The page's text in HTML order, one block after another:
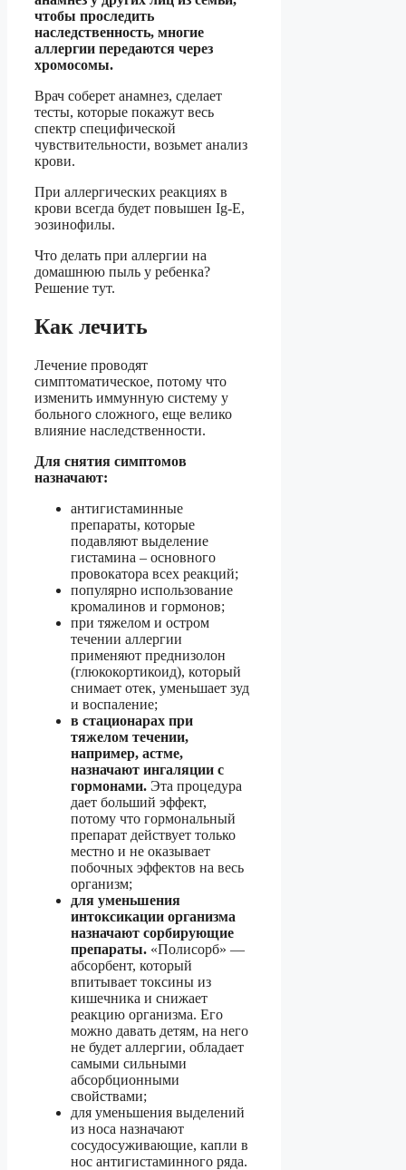
чтобы проследить
наследственность, многие
аллергии передаются через
хромосомы.
Врач соберет анамнез, сделает
тесты, которые покажут весь
спектр специфической
чувствительности, возьмет анализ
крови.
При аллергических реакциях в
крови всегда будет повышен Ig-Е,
эозинофилы.
Что делать при аллергии на
домашнюю пыль у ребенка?
Решение тут.
Как лечить
Лечение проводят
симптоматическое, потому что
изменить иммунную систему у
больного сложного, еще велико
влияние наследственности.
Для снятия симптомов
назначают:
антигистаминные
препараты, которые
подавляют выделение
гистамина – основного
провокатора всех реакций;
популярно использование
кромалинов и гормонов;
при тяжелом и остром
течении аллергии
применяют преднизолон
(глюкокортикоид), который
снимает отек, уменьшает зуд
и воспаление;
в стационарах при
тяжелом течении,
например, астме,
назначают ингаляции с
гормонами. Эта процедура
дает больший эффект,
потому что гормональный
препарат действует только
местно и не оказывает
побочных эффектов на весь
организм;
для уменьшения
интоксикации организма
назначают сорбирующие
препараты. «Полисорб» —
абсорбент, который
впитывает токсины из
кишечника и снижает
реакцию организма. Его
можно давать детям, на него
не будет аллергии, обладает
самыми сильными
абсорбционными
свойствами;
для уменьшения выделений
из носа назначают
сосудосуживающие, капли в
нос антигистаминного ряда.